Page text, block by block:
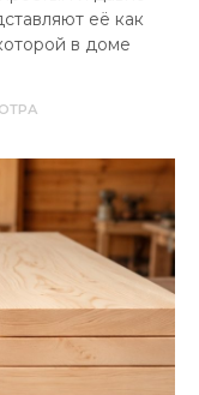
её как
в доме